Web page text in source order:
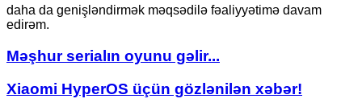
daha da genişləndirmək məqsədilə fəaliyyətimə davam
edirəm.
Məşhur
serialın
oyunu
gəlir...
Məşhur serialın oyunu gəlir...
Xiaomi
Xiaomi HyperOS üçün gözlənilən xəbər!